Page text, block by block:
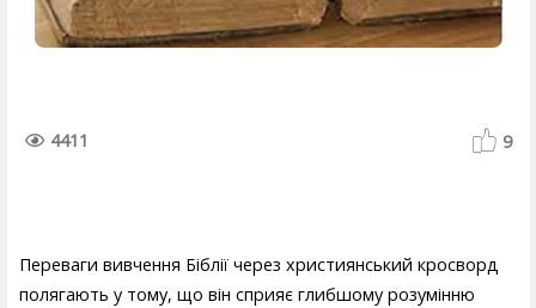
4411 9
Переваги вивчення Біблії через християнський кросворд
полягають у тому, що він сприяє глибшому розумінню